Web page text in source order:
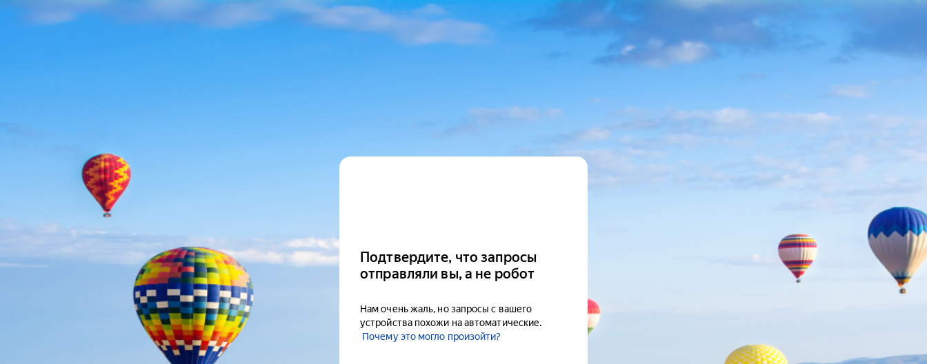
Подтвердите, что запросы
отправляли вы, а не робот
Нам очень жаль, но запросы с вашего
устройства похожи на автоматические.
Почему это могло произойти?